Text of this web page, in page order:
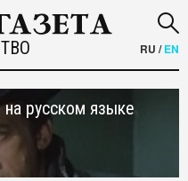
RU /EN
русском языке